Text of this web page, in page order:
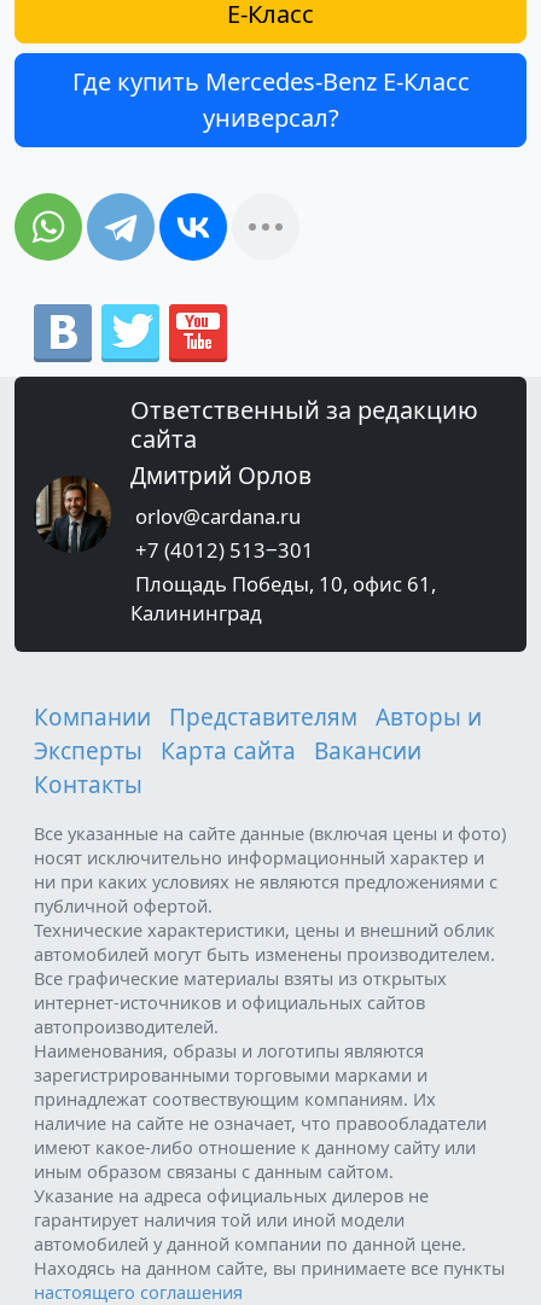
E-Класс
Где купить Mercedes-Benz E-Класс
универсал?
Ответственный за редакцию
сайта
Дмитрий Орлов
orlov@cardana.ru
+7 (4012) 513‒301
Площадь Победы, 10, офис 61,
Калининград
Компании Представителям
Авторы и
Эксперты
Карта сайта
Вакансии
Контакты
Все указанные на сайте данные (включая цены и фото)
носят исключительно информационный характер и
ни при каких условиях не являются предложениями с
публичной офертой.
Технические характеристики, цены и внешний облик
автомобилей могут быть изменены производителем.
Все графические материалы взяты из открытых
интернет-источников и официальных сайтов
автопроизводителей.
Наименования, образы и логотипы являются
зарегистрированными торговыми марками и
принадлежат соотвествующим компаниям. Их
наличие на сайте не означает, что правообладатели
имеют какое-либо отношение к данному сайту или
иным образом связаны с данным сайтом.
Указание на адреса официальных дилеров не
гарантирует наличия той или иной модели
автомобилей у данной компании по данной цене.
Находясь на данном сайте, вы принимаете все пункты
настоящего соглашения